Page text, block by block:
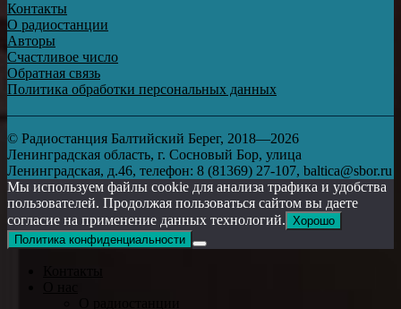
Контакты
О радиостанции
Авторы
Счастливое число
Обратная связь
Политика обработки персональных данных
© Радиостанция Балтийский Берег, 2018—2026
Ленинградская область, г. Сосновый Бор, улица
Ленинградская, д.46, телефон: 8 (81369) 27-107, baltica@sbor.ru
Мы используем файлы cookie для анализа трафика и удобства
пользователей. Продолжая пользоваться сайтом вы даете
согласие на применение данных технологий. Хорошо
Политика конфиденциальности